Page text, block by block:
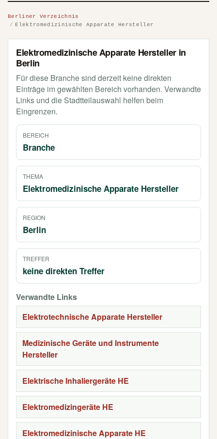
Berliner Verzeichnis
Elektromedizinische Apparate Hersteller
Elektromedizinische Apparate Hersteller in
Berlin
Für diese Branche sind derzeit keine direkten
Einträge im gewählten Bereich vorhanden. Verwandte
Links und die Stadtteilauswahl helfen beim
Eingrenzen.
BEREICH
Branche
THEMA
Elektromedizinische Apparate Hersteller
REGION
Berlin
TREFFER
keine direkten Treffer
Verwandte Links
Elektrotechnische Apparate Hersteller
Medizinische Geräte und Instrumente
Hersteller
Elektrische Inhaliergeräte HE
Elektromedizingeräte HE
Elektromedizinische Apparate HE